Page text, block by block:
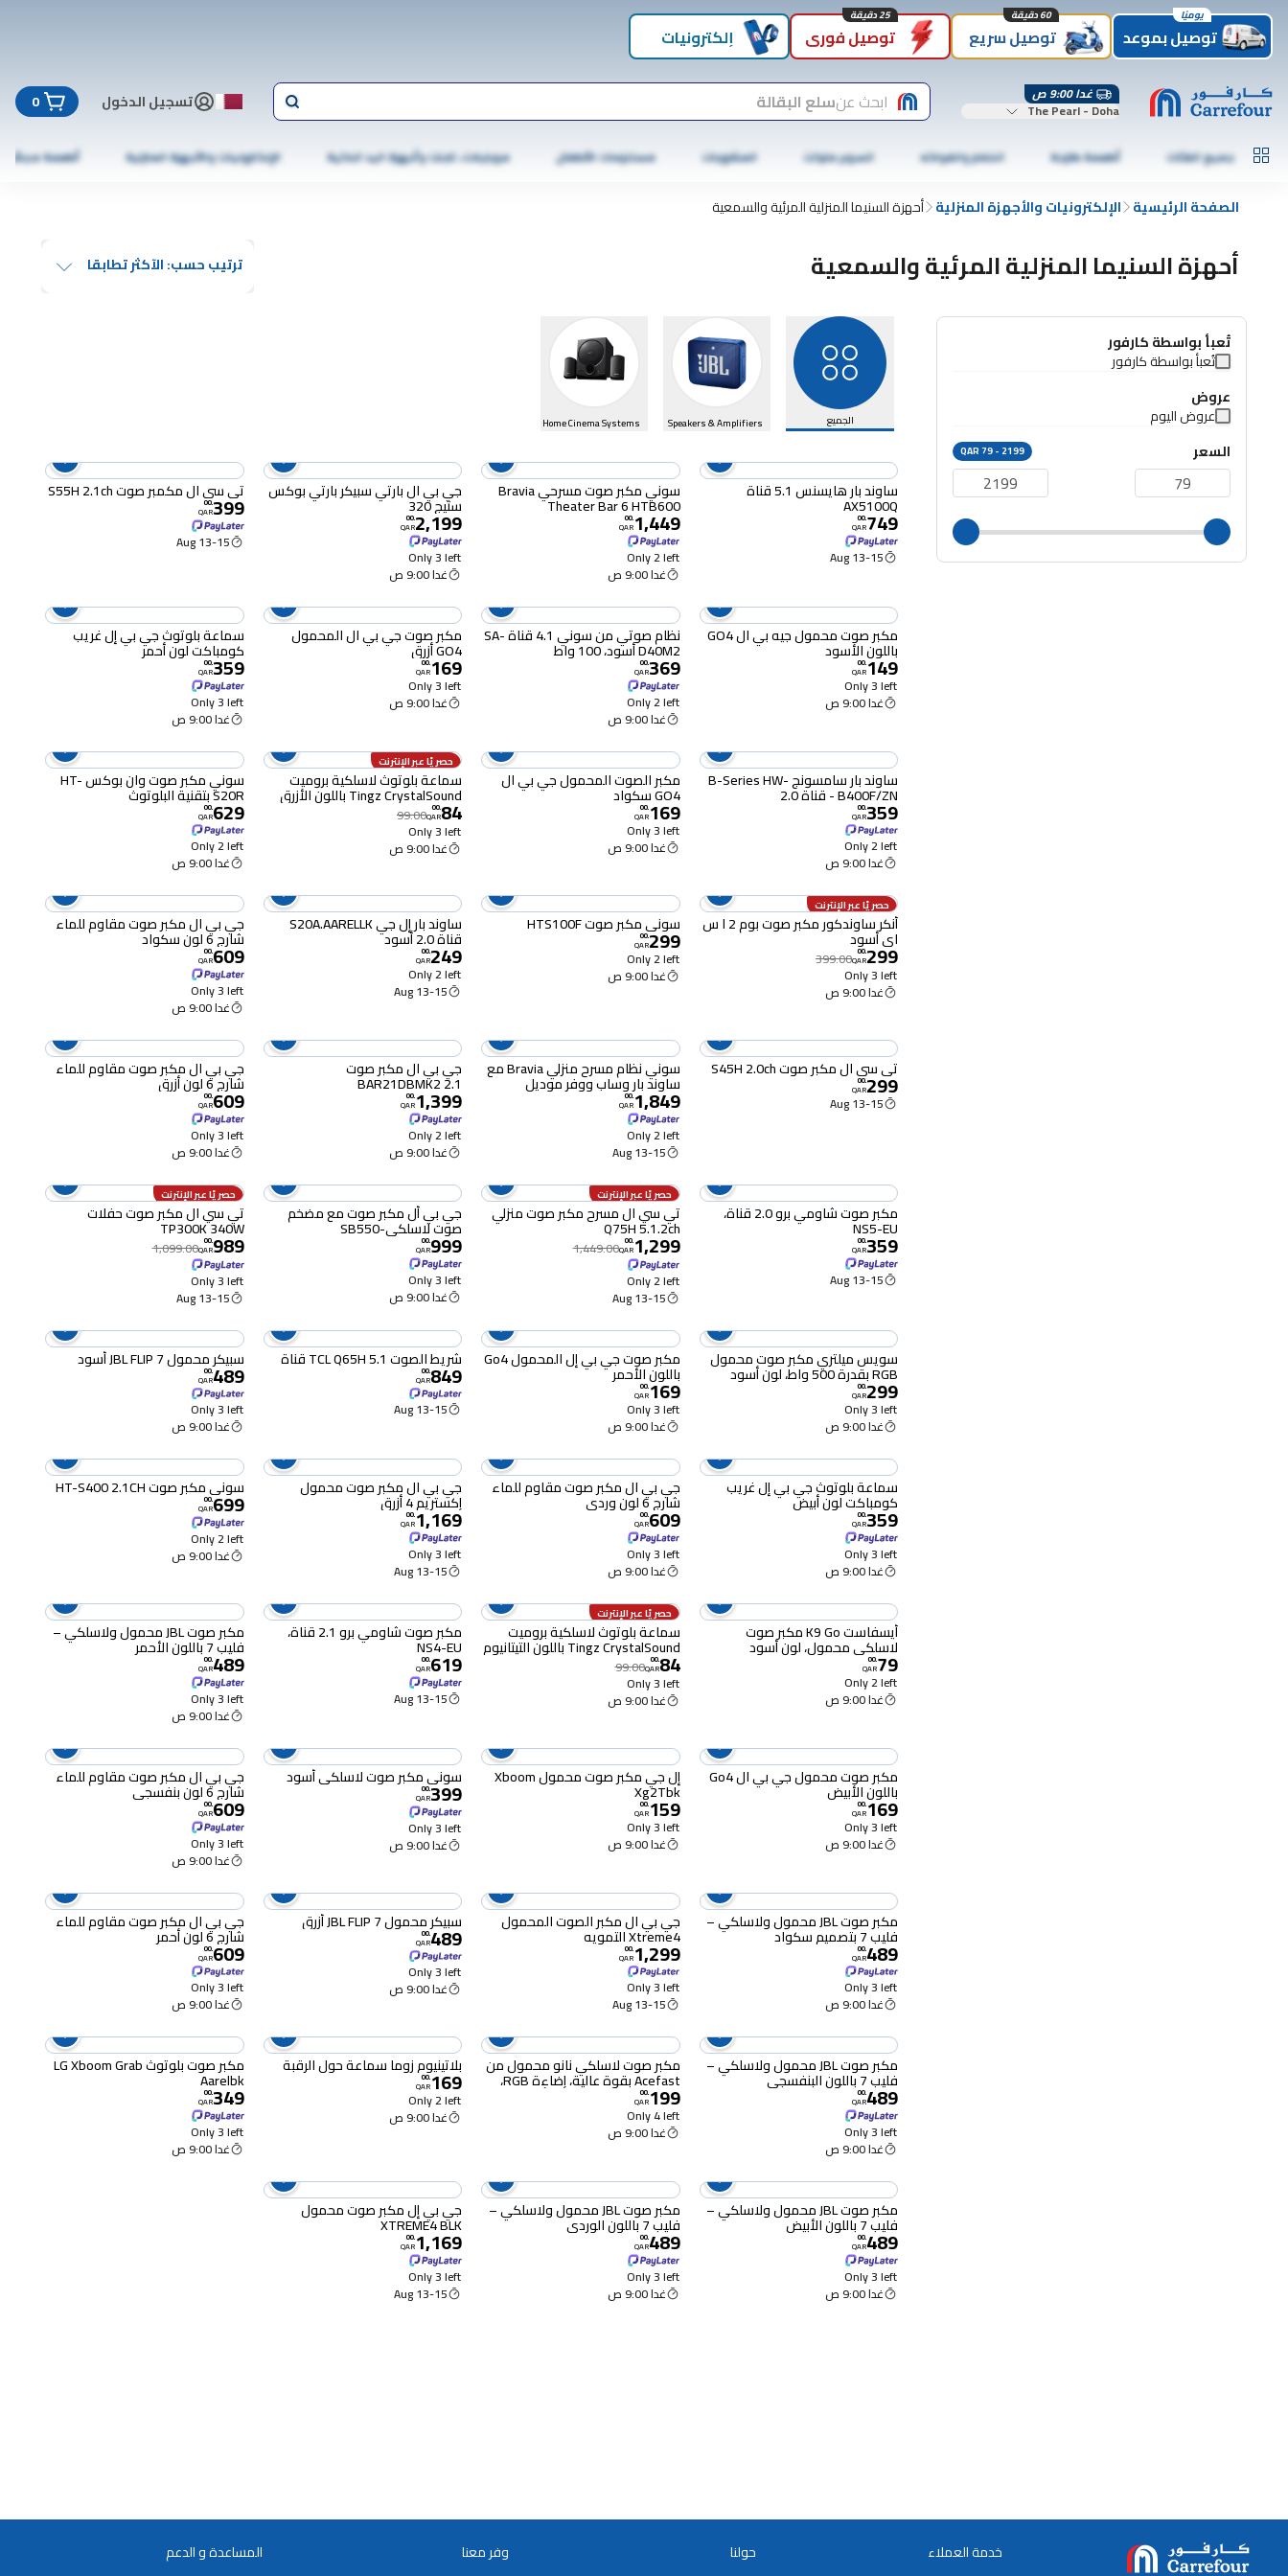
توصيل بموعد
يوميًا
توصيل سريع
60 دقيقة
توصيل فوري
25 دقيقة
إلكترونيات
غدا 9:00 ص
The Pearl - Doha ابحث عنسلع البقالة تسجيل الدخول 0
جميع الفئات أطعمة طازجة الخضار والفواكه السوبر ماركت المشروبات مستلزمات الأطفال موبايلات، تابلت وأجهزة اليد الذكية الإلكترونيات والأجهزة المنزلية أطعمة مجمّدة
الصفحة الرئيسية الإلكترونيات والأجهزة المنزلية أحهزة السنيما المنزلية المرئية والسمعية
أحهزة السنيما المنزلية المرئية والسمعية ترتيب حسب: الآكثر تطابقا
تُعبأ بواسطة كارفور
تُعبأ بواسطة كارفور
عروض
عروض اليوم
السعر
QAR 79 - 2199
الجميع Speakers & Amplifiers
Home Cinema Systems
ساوند بار هايسنس 5.1 قناة
AX5100Q
749
.
00
QAR
13-15 Aug
سوني مكبر صوت مسرحي Bravia
Theater Bar 6 HTB600
1,449
.
00
QAR
Only 2 left
غدا 9:00 ص
جي بي ال بارتي سبيكر بارتي بوكس ​​
ستيج 320
2,199
.
00
QAR
Only 3 left
غدا 9:00 ص
تي سي ال مكمبر صوت S55H 2.1ch
399
.
00
QAR
13-15 Aug
مكبر صوت محمول جيه بي ال GO4
باللون الأسود
149
.
00
QAR
Only 3 left
غدا 9:00 ص
نظام صوتي من سوني 4.1 قناة SA-
D40M2 أسود، 100 واط
369
.
00
QAR
Only 2 left
غدا 9:00 ص
مكبر صوت جي بي ال المحمول
GO4 أزرق
169
.
00
QAR
Only 3 left
غدا 9:00 ص
سماعة بلوتوث جي بي إل غريب
كومباكت لون أحمر
359
.
00
QAR
Only 3 left
غدا 9:00 ص
ساوند بار سامسونج B-Series HW-
B400F/ZN - قناة 2.0
359
.
00
QAR
Only 2 left
غدا 9:00 ص
مكبر الصوت المحمول جي بي ال
GO4 سكواد
169
.
00
QAR
Only 3 left
غدا 9:00 ص
حصريًا عبر الإنترنت
سماعة بلوتوث لاسلكية بروميت
Tingz CrystalSound باللون الأزرق
84
.
00
QAR
99.00
Only 3 left
غدا 9:00 ص
سوني مكبر صوت وان بوكس HT-
S20R بتقنية البلوتوث
629
.
00
QAR
Only 2 left
غدا 9:00 ص
حصريًا عبر الإنترنت
أنكر ساوندكور مكبر صوت بوم 2 ا س
اي أسود
299
.
00
QAR
399.00
Only 3 left
غدا 9:00 ص
سوني مكبر صوت HTS100F
299
.
00
QAR
Only 2 left
غدا 9:00 ص
ساوند بار إل جي S20A.AARELLK
قناة 2.0 أسود
249
.
00
QAR
Only 2 left
13-15 Aug
جي بي ال مكبر صوت مقاوم للماء
شارج 6 لون سكواد
609
.
00
QAR
Only 3 left
غدا 9:00 ص
تي سي ال مكبر صوت S45H 2.0ch
299
.
00
QAR
13-15 Aug
سوني نظام مسرح منزلي Bravia مع
ساوند بار وساب ووفر موديل
HT‑S60، نظام 5.1 قناة
1,849
.
00
QAR
Only 2 left
13-15 Aug
جي بي ال مكبر صوت
BAR21DBMK2 2.1
1,399
.
00
QAR
Only 2 left
غدا 9:00 ص
جي بي ال مكبر صوت مقاوم للماء
شارج 6 لون أزرق
609
.
00
QAR
Only 3 left
غدا 9:00 ص
مكبر صوت شاومي برو 2.0 قناة،
NS5-EU
359
.
00
QAR
13-15 Aug
حصريًا عبر الإنترنت
تي سي ال مسرح مكبر صوت منزلي
Q75H 5.1.2ch
1,299
.
00
QAR
1,449.00
Only 2 left
13-15 Aug
جي بي أل مكبر صوت مع مضخم
صوت لاسلكي-SB550
999
.
00
QAR
Only 3 left
غدا 9:00 ص
حصريًا عبر الإنترنت
تي سي ال مكبر صوت حفلات
TP300K 340W
989
.
00
QAR
1,099.00
Only 3 left
13-15 Aug
سويس ميلتري مكبر صوت محمول
RGB بقدرة 500 واط، لون أسود
299
.
00
QAR
Only 3 left
غدا 9:00 ص
مكبر صوت جي بي إل المحمول Go4
باللون الأحمر
169
.
00
QAR
Only 3 left
غدا 9:00 ص
شريط الصوت TCL Q65H 5.1 قناة
849
.
00
QAR
13-15 Aug
سبيكر محمول JBL FLIP 7 أسود
489
.
00
QAR
Only 3 left
غدا 9:00 ص
سماعة بلوتوث جي بي إل غريب
كومباكت لون أبيض
359
.
00
QAR
Only 3 left
غدا 9:00 ص
جي بي ال مكبر صوت مقاوم للماء
شارج 6 لون وردي
609
.
00
QAR
Only 3 left
غدا 9:00 ص
جي بي ال مكبر صوت محمول
إكستريم 4 أزرق
1,169
.
00
QAR
Only 3 left
13-15 Aug
سوني مكبر صوت HT-S400 2.1CH
699
.
00
QAR
Only 2 left
غدا 9:00 ص
أيسفاست K9 Go مكبر صوت
لاسلكي محمول، لون أسود
79
.
00
QAR
Only 2 left
غدا 9:00 ص
حصريًا عبر الإنترنت
سماعة بلوتوث لاسلكية بروميت
Tingz CrystalSound باللون التيتانيوم
84
.
00
QAR
99.00
Only 3 left
غدا 9:00 ص
مكبر صوت شاومي برو 2.1 قناة،
NS4-EU
619
.
00
QAR
13-15 Aug
مكبر صوت JBL محمول ولاسلكي –
فليب 7 باللون الأحمر
489
.
00
QAR
Only 3 left
غدا 9:00 ص
مكبر صوت محمول جي بي ال Go4
باللون الأبيض
169
.
00
QAR
Only 3 left
غدا 9:00 ص
إل جي مكبر صوت محمول Xboom
Xg2Tbk
159
.
00
QAR
Only 3 left
غدا 9:00 ص
سوني مكبر صوت لاسلكي أسود
399
.
00
QAR
Only 3 left
غدا 9:00 ص
جي بي ال مكبر صوت مقاوم للماء
شارج 6 لون بنفسجي
609
.
00
QAR
Only 3 left
غدا 9:00 ص
مكبر صوت JBL محمول ولاسلكي –
فليب 7 بتصميم سكواد
489
.
00
QAR
Only 3 left
غدا 9:00 ص
جي بي ال مكبر الصوت المحمول
Xtreme4 التمويه
1,299
.
00
QAR
Only 3 left
13-15 Aug
سبيكر محمول JBL FLIP 7 أزرق
489
.
00
QAR
Only 3 left
غدا 9:00 ص
جي بي ال مكبر صوت مقاوم للماء
شارج 6 لون أحمر
609
.
00
QAR
Only 3 left
غدا 9:00 ص
مكبر صوت JBL محمول ولاسلكي –
فليب 7 باللون البنفسجي
489
.
00
QAR
Only 3 left
غدا 9:00 ص
مكبر صوت لاسلكي نانو محمول من
Acefast بقوة عالية، إضاءة RGB،
Nano
199
.
00
QAR
Only 4 left
غدا 9:00 ص
بلاتينيوم زوما سماعة حول الرقبة
169
.
00
QAR
Only 2 left
غدا 9:00 ص
مكبر صوت بلوتوث LG Xboom Grab
Aarelbk
349
.
00
QAR
Only 3 left
غدا 9:00 ص
مكبر صوت JBL محمول ولاسلكي –
فليب 7 باللون الأبيض
489
.
00
QAR
Only 3 left
غدا 9:00 ص
مكبر صوت JBL محمول ولاسلكي –
فليب 7 باللون الوردي
489
.
00
QAR
Only 3 left
غدا 9:00 ص
جي بي إل مكبر صوت محمول
XTREME4 BLK
1,169
.
00
QAR
Only 3 left
13-15 Aug
خدمة العملاء حولنا وفر معنا المساعدة و الدعم